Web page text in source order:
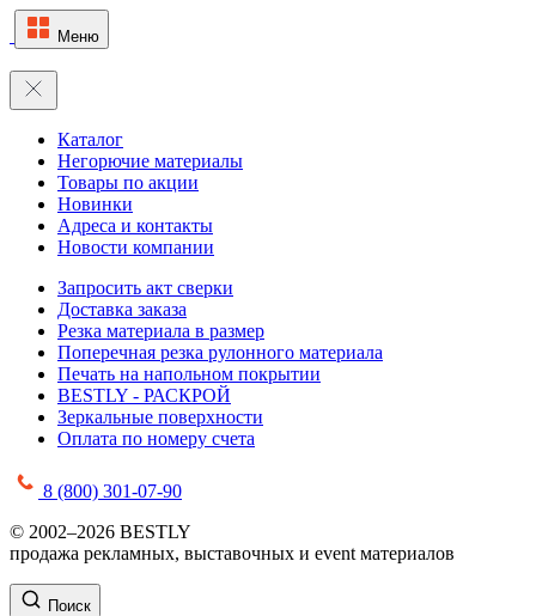
Меню
Каталог
Негорючие материалы
Товары по акции
Новинки
Адреса и контакты
Новости компании
Запросить акт сверки
Доставка заказа
Резка материала в размер
Поперечная резка рулонного материала
Печать на напольном покрытии
BESTLY - РАСКРОЙ
Зеркальные поверхности
Оплата по номеру счета
8 (800) 301-07-90
© 2002–2026 BESTLY
продажа рекламных, выставочных и event материалов
Поиск